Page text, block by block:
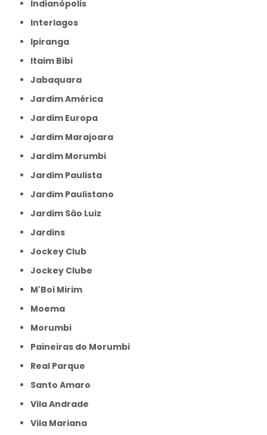
Indianópolis
Interlagos
Ipiranga
Itaim Bibi
Jabaquara
Jardim América
Jardim Europa
Jardim Marajoara
Jardim Morumbi
Jardim Paulista
Jardim Paulistano
Jardim São Luiz
Jardins
Jockey Club
Jockey Clube
M'Boi Mirim
Moema
Morumbi
Paineiras do Morumbi
Real Parque
Santo Amaro
Vila Andrade
Vila Mariana